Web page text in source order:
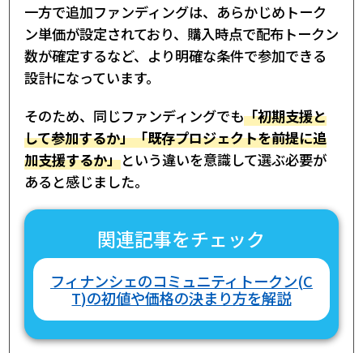
一方で追加ファンディングは、あらかじめトーク
ン単価が設定されており、購入時点で配布トークン
数が確定するなど、より明確な条件で参加できる
設計になっています。
そのため、同じファンディングでも「初期支援と
して参加するか」「既存プロジェクトを前提に追
加支援するか」という違いを意識して選ぶ必要が
あると感じました。
関連記事をチェック
フィナンシェのコミュニティトークン(C
T)の初値や価格の決まり方を解説